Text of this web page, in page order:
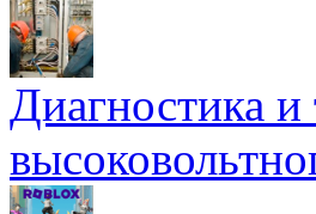
Диагностика и